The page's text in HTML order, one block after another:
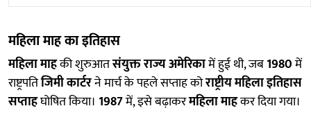
महिला माह का इतिहास
महिला माहकी शुरुआतसंयुक्त राज्य अमेरिकामें हुई थी, जब1980में
राष्ट्रपतिजिमी कार्टरने मार्च के पहले सप्ताह कोराष्ट्रीय महिला इतिहास
सप्ताहघोषित किया। 1987में, इसे बढ़ाकरमहिला माहकर दिया गया।